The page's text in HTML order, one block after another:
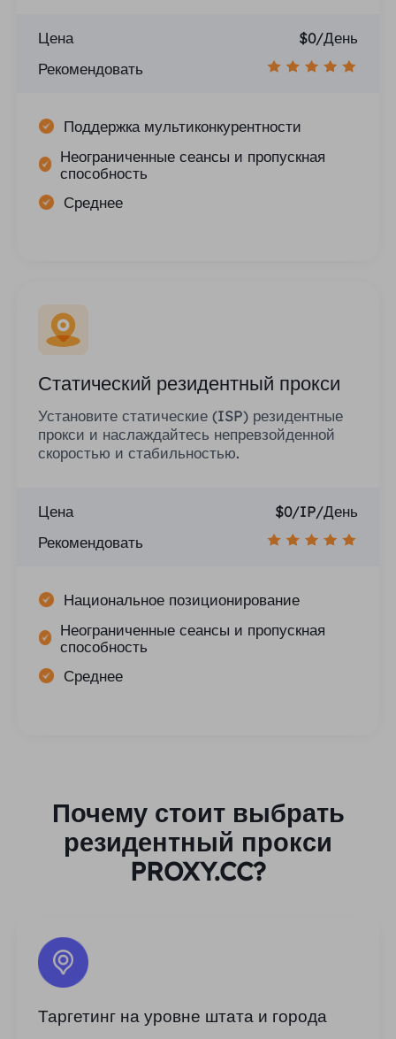
Цена
$0/День
Рекомендовать
Поддержка мультиконкурентности
Неограниченные сеансы и пропускная
способность
Среднее
Статический резидентный прокси
Установите статические (ISP) резидентные
прокси и наслаждайтесь непревзойденной
скоростью и стабильностью.
Цена
$0/IP/День
Рекомендовать
Национальное позиционирование
Неограниченные сеансы и пропускная
способность
Среднее
Почему стоит выбрать
резидентный прокси
PROXY.CC?
Таргетинг на уровне штата и города